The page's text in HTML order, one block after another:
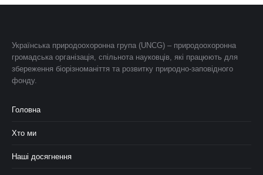
Українська природоохоронна група (UNCG) – природоохоронна
громадська організація, спільнота науковців, які працюють для
збереження біорізноманіття та розвитку природно-заповідного
фонду.
Головна
Хто ми
Наші досягнення